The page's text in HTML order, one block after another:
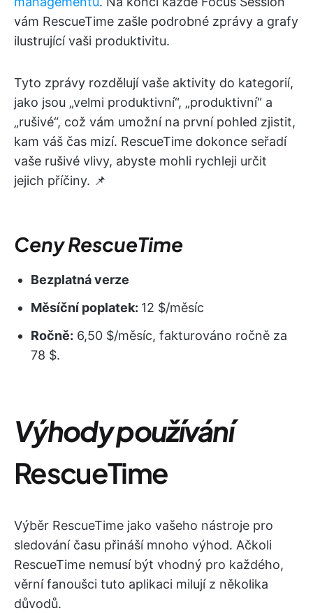
vám RescueTime zašle podrobné zprávy a grafy
ilustrující vaši produktivitu.
Tyto zprávy rozdělují vaše aktivity do kategorií,
jako jsou „velmi produktivní“, „produktivní“ a
„rušivé“, což vám umožní na první pohled zjistit,
kam váš čas mizí. RescueTime dokonce seřadí
vaše rušivé vlivy, abyste mohli rychleji určit
jejich příčiny. 📌
Ceny RescueTime
Bezplatná verze
Měsíční poplatek: 12 $/měsíc
Ročně: 6,50 $/měsíc, fakturováno ročně za
78 $.
Výhody používání
RescueTime
Výběr RescueTime jako vašeho nástroje pro
sledování času přináší mnoho výhod. Ačkoli
RescueTime nemusí být vhodný pro každého,
věrní fanoušci tuto aplikaci milují z několika
důvodů.